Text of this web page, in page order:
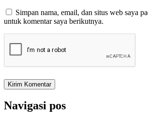
Simpan nama, email, dan situs web saya
untuk komentar saya berikutnya.
Navigasi pos